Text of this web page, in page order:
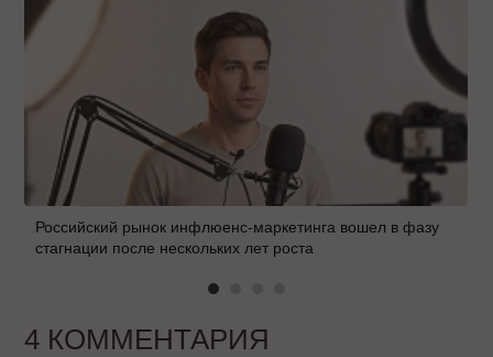
Российский рынок инфлюенс-маркетинга вошел в фазу
стагнации после нескольких лет роста
4 КОММЕНТАРИЯ